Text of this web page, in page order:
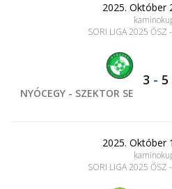
2025. Október
SORI LIGA 2025 ŐSZ
NYÓCEGY - SZEKTOR SE
3 - 5
2025. Október
SORI LIGA 2025 ŐSZ